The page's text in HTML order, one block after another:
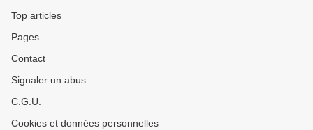
Top articles
Pages
Contact
Signaler un abus
C.G.U.
Cookies et données personnelles